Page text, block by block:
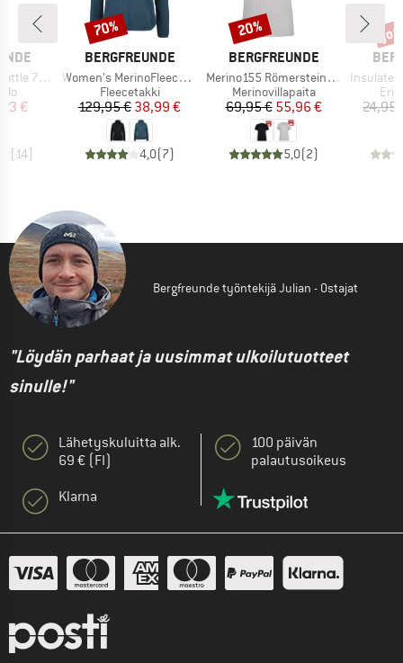
750ml
hinta
€
( 14)
MERKKI
BERGFREUNDE
Tuote
Women's MerinoFleece NeuffenBF. Zip Hoody
Tuoteryhmä
Fleecetakki
Hinta
129,95 €Alennettu hinta
38,99 €
4,0(7)
Alennus
70%
MERKKI
BERGFREUNDE
Tuote
Merino155 RömersteinBF. Tee
Tuoteryhmä
Merinovillapaita
Hinta
69,95 €Alennettu hinta
55,96 €
5,0(2)
Alennus
20%
Tuote
Insulated
24,95
Bergfreunde työntekijä Julian - Ostajat
"Löydän parhaat ja uusimmat ulkoilutuotteet
sinulle!"
Lähetyskuluitta alk.
69 € (FI)
Klarna
100 päivän
palautusoikeus